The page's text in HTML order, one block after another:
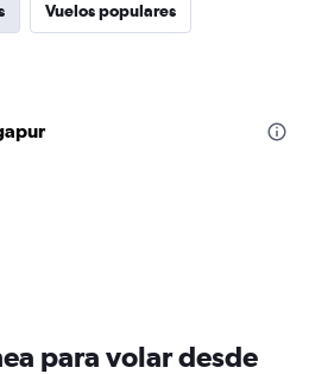
Vuelos populares
para volar desde